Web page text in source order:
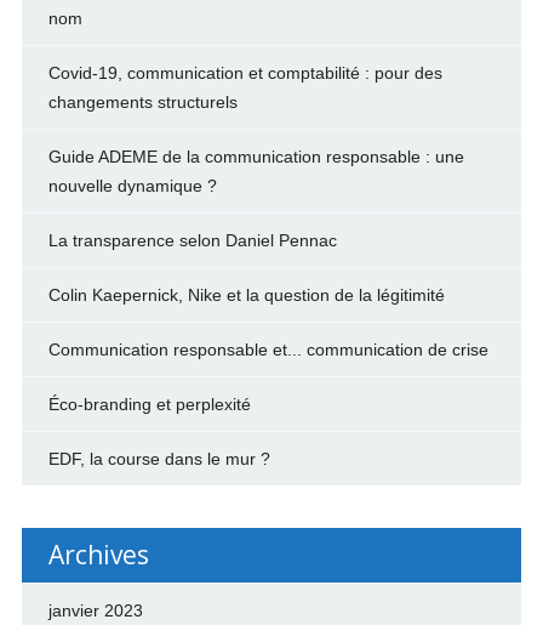
nom
Covid-19, communication et comptabilité : pour des
changements structurels
Guide ADEME de la communication responsable : une
nouvelle dynamique ?
La transparence selon Daniel Pennac
Colin Kaepernick, Nike et la question de la légitimité
Communication responsable et... communication de crise
Éco-branding et perplexité
EDF, la course dans le mur ?
Archives
janvier 2023